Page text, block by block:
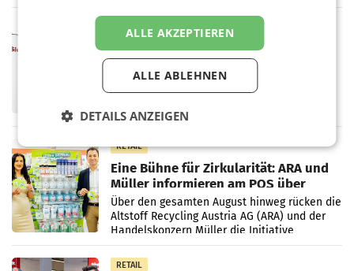
MARKETING & MEDIA
ProSiebenSat.1 spart und macht
überraschend viel Gewinn
UNTERFÖHRING/MAILAND/AMSTERDAM. Der
Fernsehkonzern ProSiebenSat.1 hat im
wieder Gewinn gemacht und die
RETAIL
Eine Bühne für Zirkularität: ARA und
Müller informieren am POS über
Kreislauffähigkeit
Über den gesamten August hinweg rücken die
Altstoff Recycling Austria AG (ARA) und der
Handelskonzern Müller die Initiative
„Kreislauf-Helden“ in allen österreichischen
Müller-Filialen
RETAIL
ALLE AKZEPTIEREN
ALLE ABLEHNEN
DETAILS ANZEIGEN